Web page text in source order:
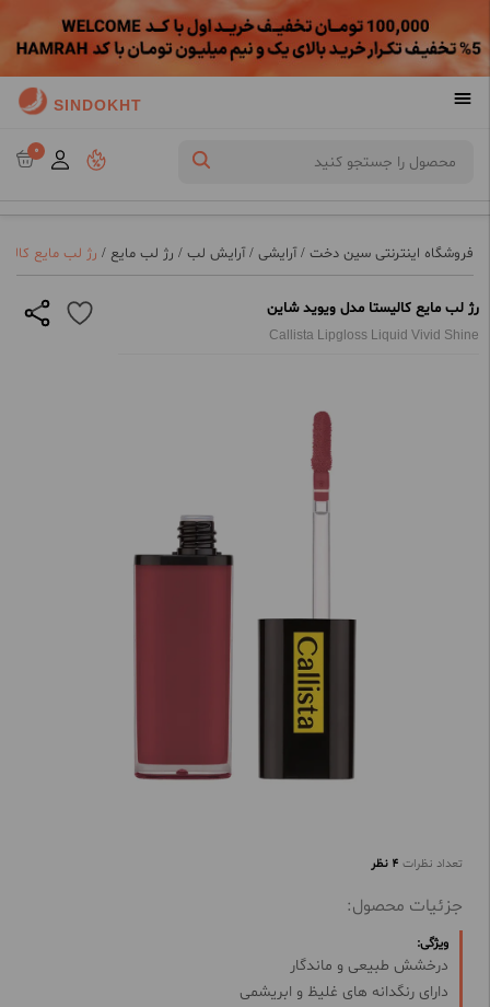
SINDOKHT
0
فروشگاه اینترنتی سین دخت / آرایشی / آرایش لب / رژ لب مایع / رژ لب مایع
رژ لب مایع کالیستا مدل ویوید شاین
Callista Lipgloss Liquid Vivid Shine
تعداد نظرات 4 نظر
جزئیات محصول:
ویژگی:
درخشش طبیعی و ماندگار
دارای رنگدانه های غلیظ و ابریشمی